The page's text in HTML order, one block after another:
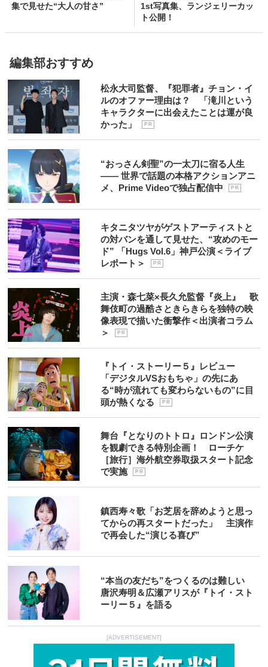
集で見せた“大人の甘さ”
1st写真集、ランジェリーカッ
ト公開！
編集部おすすめ
松永大司監督、『犯罪者』チョン・イ
ルのオファー理由は？ 「滝川という
キャラクターに出会えたことは運が良
かった」
P R
“おっさん剣聖”の一太刀に宿る人生
―― 世界で話題の本格アクションアニ
メ、Prime Videoで独占配信中
P R
キタニタツヤがゲストアーティストと
の対バンを通して見せた、“攻めのモー
ド” 「Hugs Vol.6」神戸公演＜ライブ
レポート＞
P R
主演・森七菜×長久允監督『炎上』 歌
舞伎町の過酷さときらきらを独特の映
像表現で描いた衝撃作＜出演者コラム
＞
P R
『トイ・ストーリー５』レビュー
「デジタルVSおもちゃ」の先にあ
る“時が流れても変わらないもの”に目
頭が熱くなる
P R
舞台『となりのトトロ』ロンドン公演
を観劇できる特別企画！ ローチケ
［旅行］海外航空券取扱スタート記念
で実施
P R
鎮西寿々歌「お芝居を辞めようと思っ
てからの再スタートだった」 主演作
で再会した“演じる喜び”
“本当の友だち”をつくるのは難しい
唐沢寿明＆広瀬アリスが『トイ・スト
ーリー５』を語る
[ADVERTISEMENT]